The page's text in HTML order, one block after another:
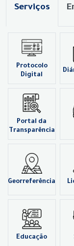
Serviços
Protocolo
Digital
Portal da
Transparência
Georreferência
Educação